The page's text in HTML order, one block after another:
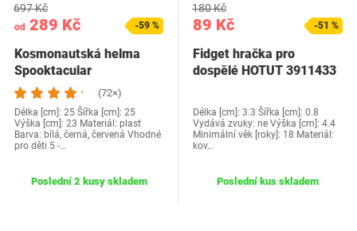
od 289 Kč
697 Kč
-59 %
Kosmonautská helma
Spooktacular
(72×)
Délka [cm]: 25 Šířka [cm]: 25
Výška [cm]: 23 Materiál: plast
Barva: bílá, černá, červená Vhodné
pro děti 5 -…
Poslední 2 kusy skladem
89 Kč
180 Kč
-51 %
Fidget hračka pro
dospělé HOTUT 3911433
Délka [cm]: 3.3 Šířka [cm]: 0.8
Vydává zvuky: ne Výška [cm]: 4.4
Minimální věk [roky]: 18 Materiál:
kov…
Poslední kus skladem